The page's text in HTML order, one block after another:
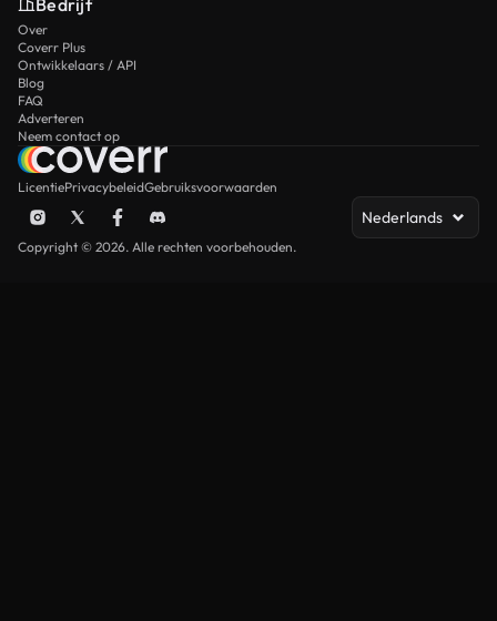
Over
Coverr Plus
Ontwikkelaars / API
Blog
FAQ
Adverteren
Neem contact op
LicentiePrivacybeleidGebruiksvoorwaarden
Nederlands
Copyright © 2026. Alle rechten voorbehouden.